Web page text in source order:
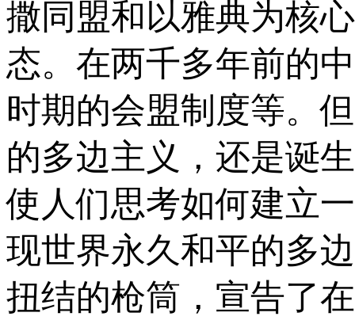
撒同盟和以雅典为核
态。在两千多年前的
时期的会盟制度等。
的多边主义，还是诞
使人们思考如何建立
现世界永久和平的多
扭结的枪筒，宣告了